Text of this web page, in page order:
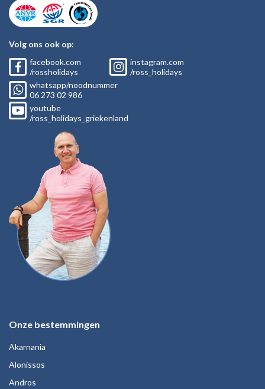
Volg ons ook op:
facebook.com
/rossholidays
instagram.com
/ross_holidays
whatsapp/noodnummer
06 273 02 986
youtube
/ross_holidays_griekenland
Onze bestemmingen
Akarnania
Alonissos
Andros